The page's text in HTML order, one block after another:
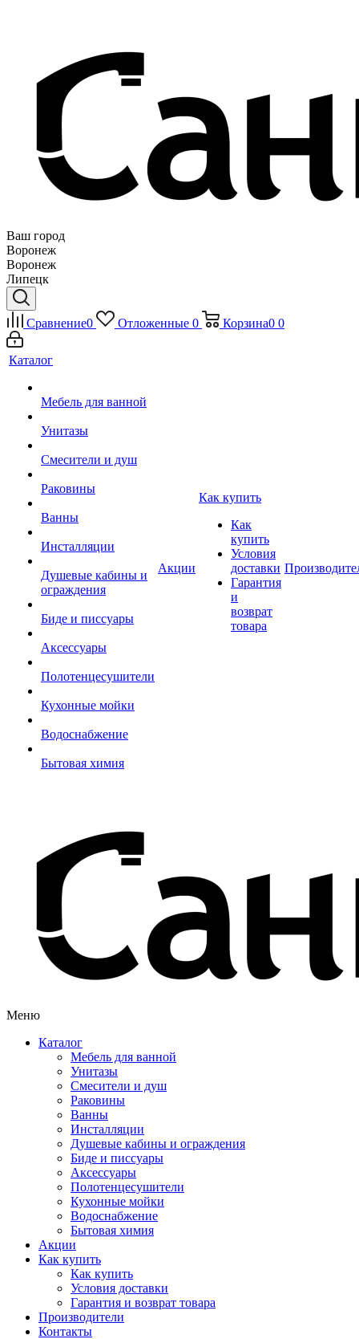
Ваш город
Воронеж
Воронеж
Липецк
Сравнение0 Отложенные 0 Корзина0 0
Каталог
Мебель для ванной
Унитазы
Смесители и душ
Раковины
Ванны
Инсталляции
Душевые кабины и
ограждения
Биде и писсуары
Аксессуары
Полотенцесушители
Кухонные мойки
Водоснабжение
Бытовая химия
Акции
Как купить
Как
купить
Условия
доставки
Гарантия
и
возврат
товара
Меню
Каталог
Мебель для ванной
Унитазы
Смесители и душ
Раковины
Ванны
Инсталляции
Душевые кабины и ограждения
Биде и писсуары
Аксессуары
Полотенцесушители
Кухонные мойки
Водоснабжение
Бытовая химия
Акции
Как купить
Как купить
Условия доставки
Гарантия и возврат товара
Производители
Контакты